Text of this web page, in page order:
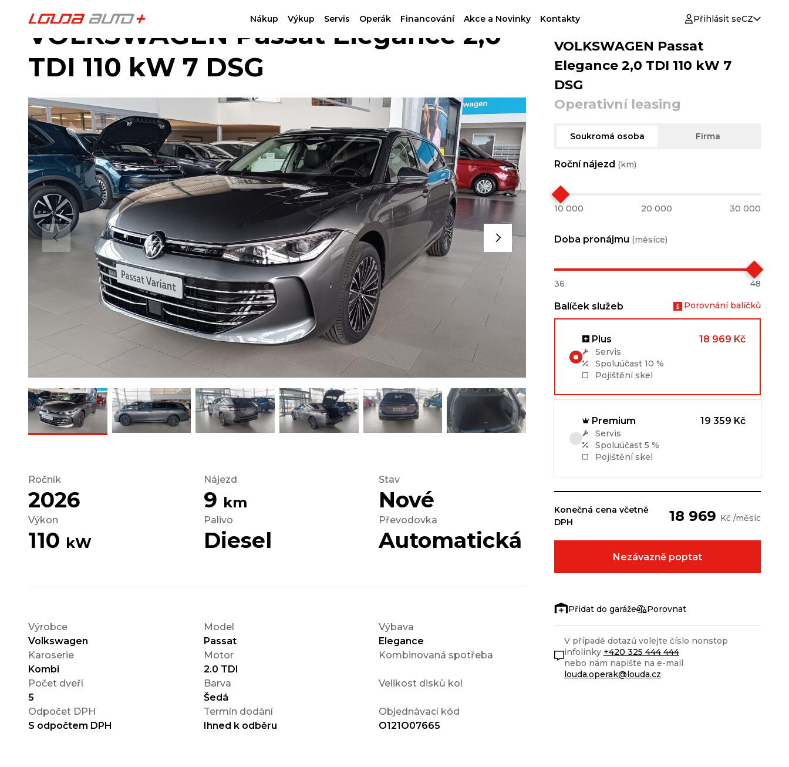
Nákup Výkup Servis Operák Financování Akce a Novinky Kontakty Přihlásit seCZ
VOLKSWAGEN Passat Elegance 2,0
TDI 110 kW 7 DSG
Ročník
2026
Nájezd
9 km
Stav
Nové
Výkon
110 kW
Palivo
Diesel
Převodovka
Automatická
Výrobce
Volkswagen
Model
Passat
Výbava
Elegance
Karoserie
Kombi
Motor
2.0 TDI
Kombinovaná spotřeba
Počet dveří
5
Barva
Šedá
Velikost disků kol
Odpočet DPH
S odpočtem DPH
Termín dodání
Ihned k odběru
Objednávací kód
O121O07665
VOLKSWAGEN Passat
Elegance 2,0 TDI 110 kW 7
DSG
Operativní leasing
Soukromá osoba Firma
Roční nájezd (km)
10 000 20 000 30 000
Doba pronájmu (měsíce)
36 48
Balíček služeb Porovnání balíčků
Plus 18 969 Kč
Servis
Spoluúčast 10 %
Pojištění skel
Premium 19 359 Kč
Servis
Spoluúčast 5 %
Pojištění skel
Konečná cena včetně
DPH
18 969 Kč /měsíc
Nezávazně poptat
Porovnat
V případě dotazů volejte číslo nonstop
infolinky +420 325 444 444
nebo nám napište na e-mail
louda.operak@louda.cz